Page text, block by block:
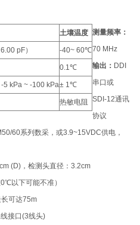
土壤温度
pF） -40~ 60℃
0.1℃
5 kPa ~ -100 kPa± 1℃
热敏电阻
测量频率：
70 MHz
输出： DDI
串口或
SDI-12通讯
协议
60系列数采，或3.9~15VDC供电，
(D)，检测头直径：3.2cm
以下可能不准）
可达75m
接口(3线头)